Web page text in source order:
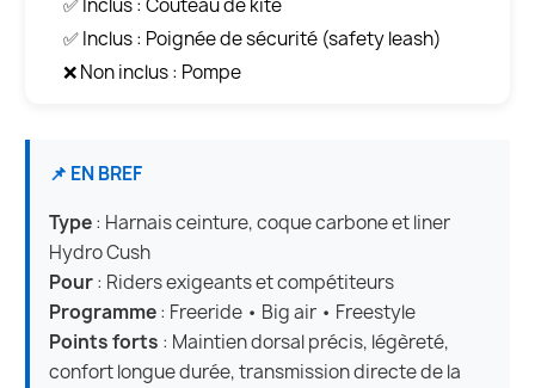
✅ Inclus : Couteau de kite
✅ Inclus : Poignée de sécurité (safety leash)
❌ Non inclus : Pompe
📌 EN BREF
Type: Harnais ceinture, coque carbone et liner
Hydro Cush
Pour: Riders exigeants et compétiteurs
Programme: Freeride • Big air • Freestyle
Points forts : Maintien dorsal précis, légèreté,
confort longue durée, transmission directe de la